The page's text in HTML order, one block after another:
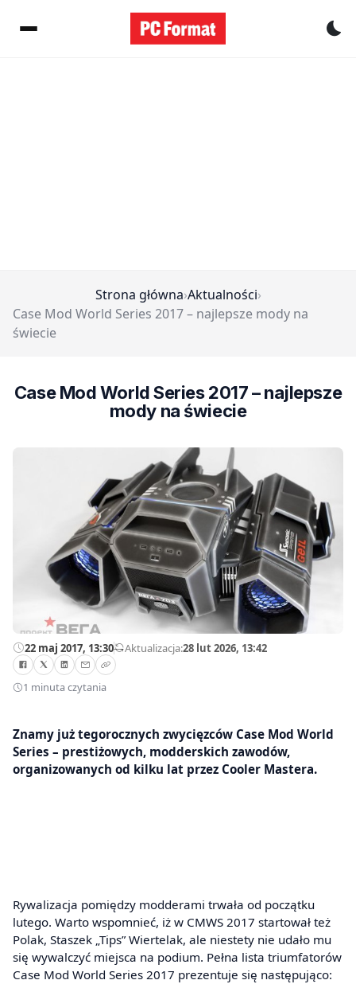
Strona główna›Aktualności›
Case Mod World Series 2017 – najlepsze mody na
świecie
Case Mod World Series 2017 – najlepsze
mody na świecie
22 maj 2017, 13:30—Aktualizacja:28 lut 2026, 13:42
1 minuta czytania
Znamy już tegorocznych zwycięzców Case Mod World
Series – prestiżowych, modderskich zawodów,
organizowanych od kilku lat przez Cooler Mastera.
Rywalizacja pomiędzy modderami trwała od początku
lutego. Warto wspomnieć, iż w CMWS 2017 startował też
Polak, Staszek „Tips” Wiertelak, ale niestety nie udało mu
się wywalczyć miejsca na podium. Pełna lista triumfatorów
Case Mod World Series 2017 prezentuje się następująco: